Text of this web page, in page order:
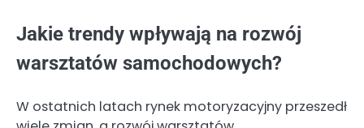
Jakie trendy wpływają na rozwój
warsztatów samochodowych?
W ostatnich latach rynek motoryzacyjny przeszedł